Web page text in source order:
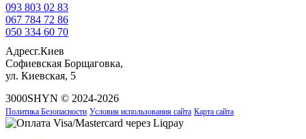
093 803 02 83
067 784 72 86
050 334 60 70
Адресг.Киев
Софиевская Борщаговка,
ул. Киевская, 5
3000SHYN © 2024-2026
Политика Безопасности Условия использования сайта Карта сайта